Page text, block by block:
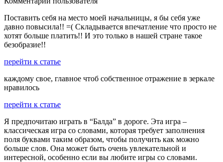
Поставить себя на место моей начальницы, я бы себя уже
давно повысила!! =( Складывается впечатление что просто не
хотят больше платить!! И это только в нашей стране такое
безобразие!!
перейти к статье
каждому свое, главное чтоб собственное отражение в зеркале
нравилось
перейти к статье
Я предпочитаю играть в “Балда” в дороге. Эта игра –
классическая игра со словами, которая требует заполнения
поля буквами таким образом, чтобы получить как можно
больше слов. Она может быть очень увлекательной и
интересной, особенно если вы любите игры со словами.